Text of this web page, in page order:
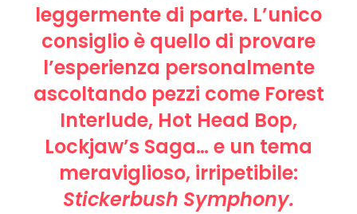
leggermente di parte. L’unico
consiglio è quello di provare
l’esperienza personalmente
ascoltando pezzi come Forest
Interlude, Hot Head Bop,
Lockjaw’s Saga… e un tema
meraviglioso, irripetibile:
Stickerbush Symphony.